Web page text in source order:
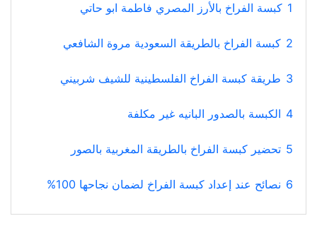
1 كبسة الفراخ بالأرز المصري فاطمة ابو حاتي
2 كبسة الفراخ بالطريقة السعودية مروة الشافعي
3 طريقة كبسة الفراخ الفلسطينية للشيف شربيني
4 الكبسة بالصدور البانيه غير مكلفة
5 تحضير كبسة الفراخ بالطريقة المغربية بالصور
6 نصائح عند إعداد كبسة الفراخ لضمان نجاحها 100%